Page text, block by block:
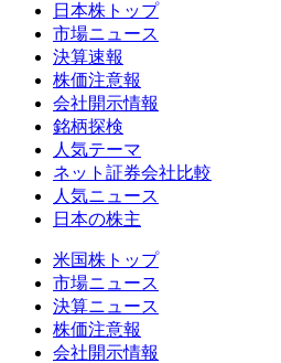
日本株トップ
市場ニュース
決算速報
株価注意報
会社開示情報
銘柄探検
人気テーマ
ネット証券会社比較
人気ニュース
日本の株主
米国株トップ
市場ニュース
決算ニュース
株価注意報
会社開示情報